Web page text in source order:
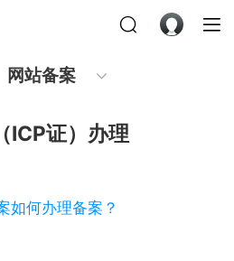
网站备案
ICP证）办理
如何办理备案？